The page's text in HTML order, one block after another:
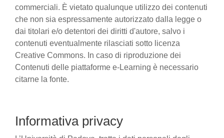
commerciali. È vietato qualunque utilizzo dei contenuti
che non sia espressamente autorizzato dalla legge o
dai titolari e/o detentori dei diritti d'autore, salvo i
contenuti eventualmente rilasciati sotto licenza
Creative Commons. In caso di riproduzione dei
Contenuti delle piattaforme e-Learning è necessario
citarne la fonte.
Informativa privacy